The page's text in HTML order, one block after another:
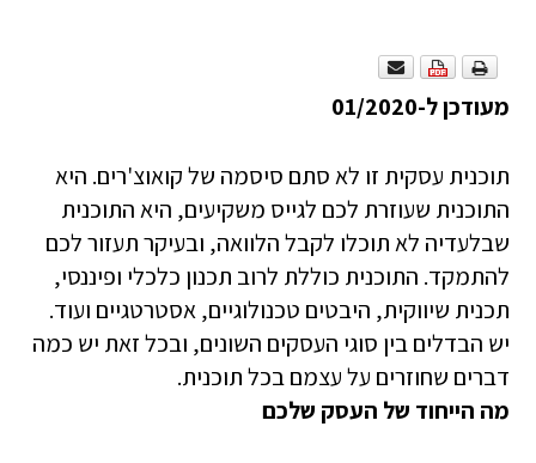
מעודכן ל-01/2020
תוכנית עסקית זו לא סתם סיסמה של קואוצ'רים. היא
התוכנית שעוזרת לכם לגייס משקיעים, היא התוכנית
שבלעדיה לא תוכלו לקבל הלוואה, ובעיקר תעזור לכם
להתמקד. התוכנית כוללת לרוב תכנון כלכלי ופיננסי,
תכנית שיווקית, היבטים טכנולוגיים, אסטרטגיים ועוד.
יש הבדלים בין סוגי העסקים השונים, ובכל זאת יש כמה
דברים שחוזרים על עצמם בכל תוכנית.
מה הייחוד של העסק שלכם